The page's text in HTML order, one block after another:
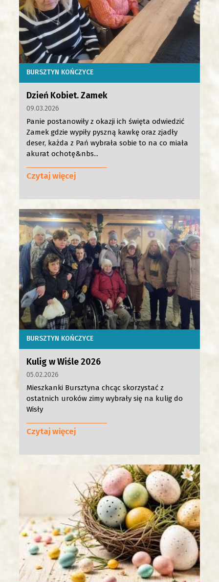
BURSZTYN KOŃCZYCE
Dzień Kobiet. Zamek
09.03.2026
Panie postanowiły z okazji ich święta odwiedzić
Zamek gdzie wypiły pyszną kawkę oraz zjadły
deser, każda z Pań wybrała sobie to na co miała
akurat ochotę&nbs...
Czytaj więcej
BURSZTYN KOŃCZYCE
Kulig w Wiśle 2026
05.02.2026
Mieszkanki Bursztyna chcąc skorzystać z
ostatnich uroków zimy wybrały się na kulig do
Wisły
Czytaj więcej